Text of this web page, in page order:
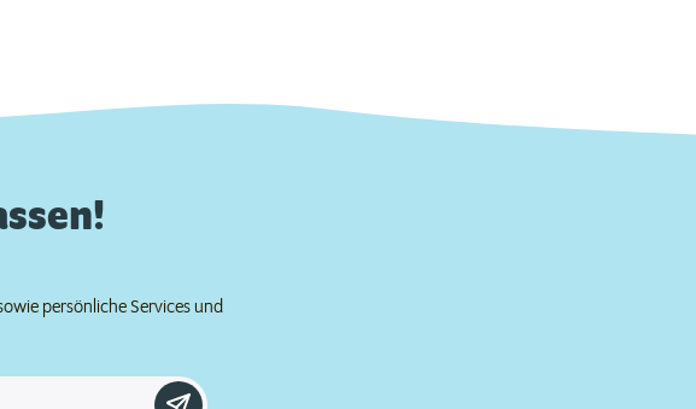
persönliche Services und